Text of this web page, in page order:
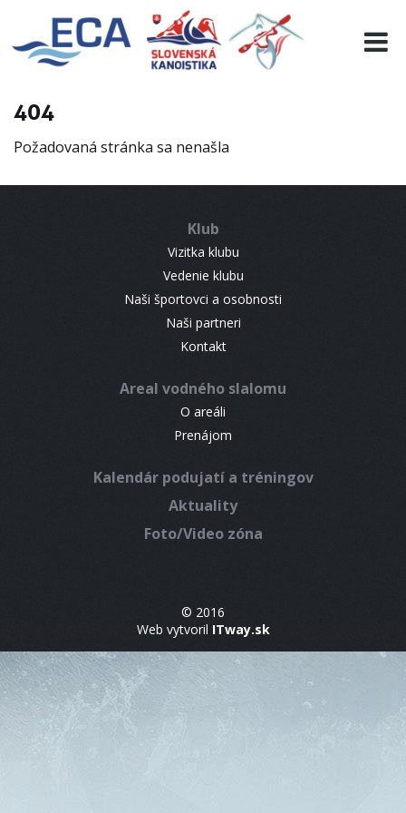
404
Požadovaná stránka sa nenašla
Klub
Vizitka klubu
Vedenie klubu
Naši športovci a osobnosti
Naši partneri
Kontakt
Areal vodného slalomu
O areáli
Prenájom
Kalendár podujatí a tréningov
Aktuality
Foto/Video zóna
© 2016
Web vytvoril ITway.sk
EURO 19
INFO
RESULTS
CONTACT